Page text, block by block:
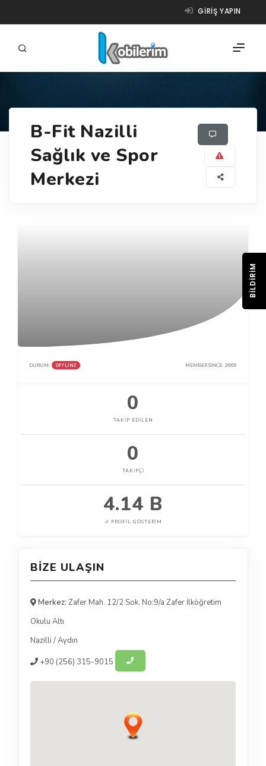
GIRIŞ YAPIN
ÜRÜNLER
NASIL ÇALIŞIR?
B-Fit Nazilli
Sağlık ve Spor
Merkezi
DURUM: OFFLINE MEMBER SINCE: 2009
0
TAKIP EDILEN
0
TAKIPÇI
4.14 B
PROFIL GÖSTERIM
BIZE ULAŞIN
Merkez: Zafer Mah. 12/2 Sok. No:9/a Zafer İlköğretim
Okulu Altı
Nazilli /Aydın
+90 (256) 315-9015
BILDIRIM